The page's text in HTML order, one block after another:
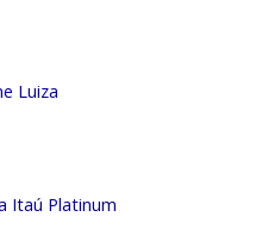
Luiza
Itaú Platinum